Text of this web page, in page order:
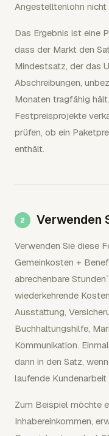
Angestelltenlohn nicht
Das Ergebnis ist eine
dass der Markt den
Mindestsatz, der das
Abschreibungen,
Monaten tragfähig
Festpreisprojekte
prüfen, ob ein
enthält.
Verwenden
Verwenden Sie diese
Gemeinkosten +
abrechenbare
wiederkehrende
Ausstattung,
Buchhaltungshilfe,
Kommunikation.
dann in den Satz,
laufende Kundenarbeit
Zum Beispiel möchte
Inhabereinkommen,